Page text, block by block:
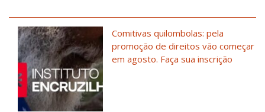
Comitivas quilombolas: pela
promoção de direitos vão começar
em agosto. Faça sua inscrição